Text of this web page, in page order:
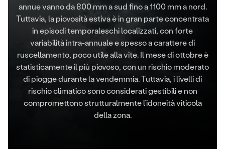
annue vanno da 800 mm a sud fino a 1100 mm a nord.
Tuttavia, la piovosità estiva è in gran parte concentrata
in episodi temporaleschi localizzati, con forte
variabilità intra-annuale e spesso a carattere di
ruscellamento, poco utile alla vite. Il mese di ottobre è
statisticamente il più piovoso, con un rischio moderato
di piogge durante la vendemmia. Tuttavia, i livelli di
rischio climatico sono considerati gestibili e non
compromettono strutturalmente l’idoneità viticola
della zona.